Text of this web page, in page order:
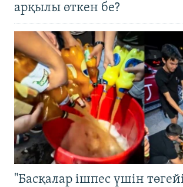
арқылы өткен бе?
"Басқалар ішпес үшін